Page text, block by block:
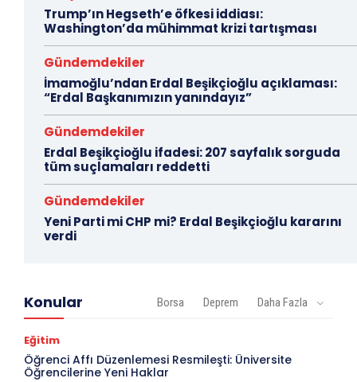
Trump’ın Hegseth’e öfkesi iddiası:
Washington’da mühimmat krizi tartışması
Gündemdekiler
İmamoğlu’ndan Erdal Beşikçioğlu açıklaması:
“Erdal Başkanımızın yanındayız”
Gündemdekiler
Erdal Beşikçioğlu ifadesi: 207 sayfalık sorguda
tüm suçlamaları reddetti
Gündemdekiler
Yeni Parti mi CHP mi? Erdal Beşikçioğlu kararını
verdi
Konular Borsa Deprem Daha Fazla
Eğitim
Öğrenci Affı Düzenlemesi Resmileşti: Üniversite
Öğrencilerine Yeni Haklar